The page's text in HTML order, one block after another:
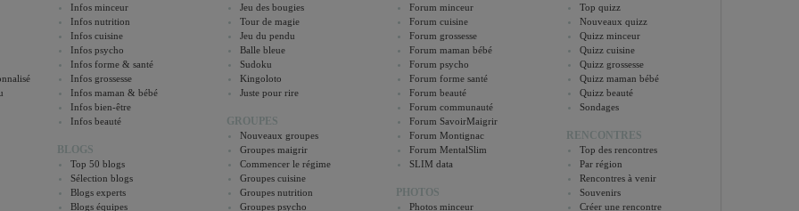
Infos minceur
Infos nutrition
Infos cuisine
Infos psycho
Infos forme & santé
Infos grossesse
Infos maman & bébé
Infos bien-être
Infos beauté
BLOGS
Top 50 blogs
Sélection blogs
Blogs experts
Blogs équipes
Jeu des bougies
Tour de magie
Jeu du pendu
Balle bleue
Sudoku
Kingoloto
Juste pour rire
GROUPES
Nouveaux groupes
Groupes maigrir
Commencer le régime
Groupes cuisine
Groupes nutrition
Groupes psycho
Forum minceur
Forum cuisine
Forum grossesse
Forum maman bébé
Forum psycho
Forum forme santé
Forum beauté
Forum communauté
Forum SavoirMaigrir
Forum Montignac
Forum MentalSlim
SLIM data
PHOTOS
Photos minceur
Top quizz
Nouveaux quizz
Quizz minceur
Quizz cuisine
Quizz grossesse
Quizz maman bébé
Quizz beauté
Sondages
RENCONTRES
Top des rencontres
Par région
Rencontres à venir
Souvenirs
Créer une rencontre